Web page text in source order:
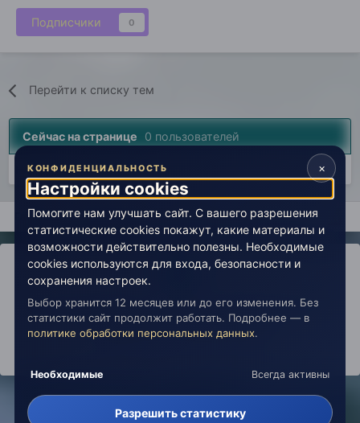
Подписчики 0
Перейти к списку тем
Сейчас на странице 0 пользователей
Нет пользователей, просматривающих эту страницу.
Главная Лаборатория История Врата в эзотерику
IPS ThemebyIPSFocus
Политика конфиденциальности
Обратная связь
Настройки cookies
copyright © 2026 Живая Эзотерика
×
КОНФИДЕНЦИАЛЬНОСТЬ
Настройки cookies
Помогите нам улучшать сайт. С вашего разрешения
статистические cookies покажут, какие материалы и
возможности действительно полезны. Необходимые
cookies используются для входа, безопасности и
сохранения настроек.
Выбор хранится 12 месяцев или до его изменения. Без
статистики сайт продолжит работать. Подробнее — в
политике обработки персональных данных.
Необходимые Всегда активны
Разрешить статистику